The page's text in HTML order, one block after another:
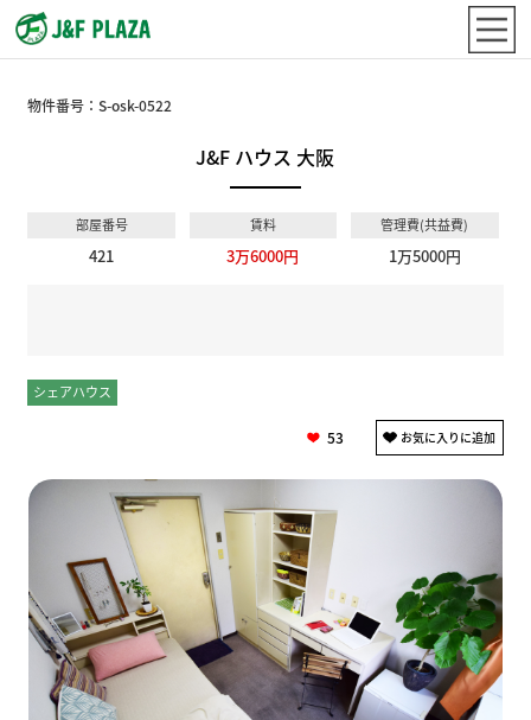
物件番号：S-osk-0522
J&F ハウス 大阪
部屋番号
421
賃料
3万6000円
管理費(共益費)
1万5000円
シェアハウス
53